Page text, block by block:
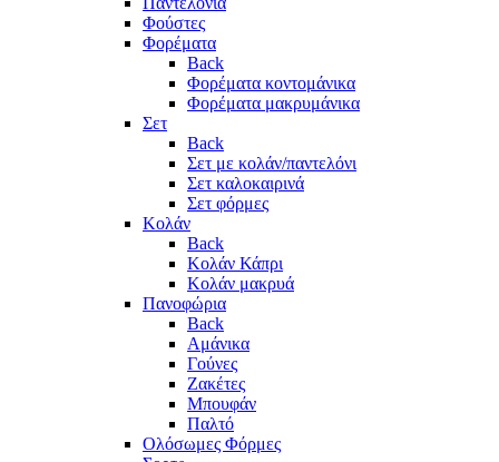
Φούστες
Φορέματα
Back
Φορέματα κοντομάνικα
Φορέματα μακρυμάνικα
Σετ
Back
Σετ με κολάν/παντελόνι
Σετ καλοκαιρινά
Σετ φόρμες
Κολάν
Back
Κολάν Κάπρι
Κολάν μακρυά
Πανοφώρια
Back
Αμάνικα
Γούνες
Ζακέτες
Μπουφάν
Παλτό
Ολόσωμες Φόρμες